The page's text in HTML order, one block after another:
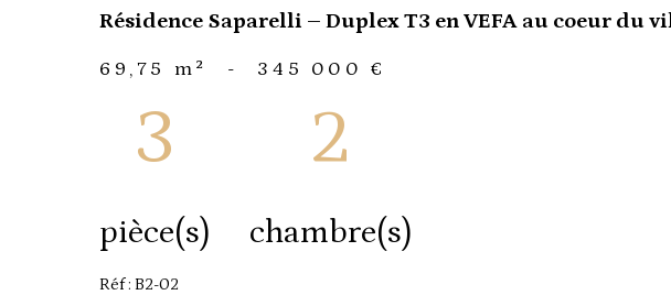
Résidence Saparelli – Duplex T3 en VEFA au coeur du
69,75 m² - 345 000 €
3
pièce(s)
2
chambre(s)
Réf : B2-02